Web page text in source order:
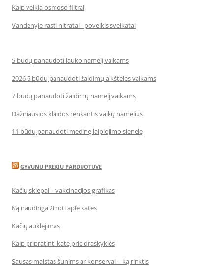
Kaip veikia osmoso filtrai
Vandenyje rasti nitratai - poveikis sveikatai
5 būdų panaudoti lauko namelį vaikams
2026 6 būdų panaudoti žaidimų aikšteles vaikams
7 būdų panaudoti žaidimų namelį vaikams
Dažniausios klaidos renkantis vaikų namelius
11 būdų panaudoti medinę laipiojimo sienelę
GYVUNU PREKIU PARDUOTUVE
Kačių skiepai – vakcinacijos grafikas
Ką naudinga žinoti apie kates
Kačių auklėjimas
Kaip pripratinti katę prie draskyklės
Sausas maistas šunims ar konservai – ką rinktis